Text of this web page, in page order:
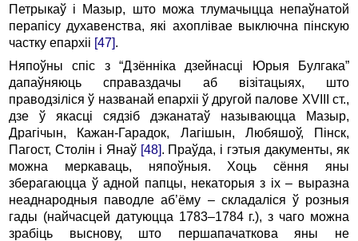
Петрыкаў і Мазыр, што можа тлумачыцца непаўнатой
перапісу духавенства, які ахоплівае выключна пінскую
частку епархіі [47].
Няпоўны спіс з “Дзённіка дзейнасці Юрыя Булгака”
дапаўняюць справаздачы аб візітацыях, што
праводзіліся ў названай епархіі ў другой палове XVIII ст.,
дзе ў якасці сядзіб дэканатаў называюцца Мазыр,
Драгічын, Кажан-Гарадок, Лагішын, Любяшоў, Пінск,
Пагост, Столін і Янаў [48]. Праўда, і гэтыя дакументы, як
можна меркаваць, няпоўныя. Хоць сёння яны
зберагаюцца ў адной папцы, некаторыя з іх – выразна
неаднародныя паводле аб’ёму – складаліся ў розныя
гады (найчасцей датуюцца 1783–1784 г.), з чаго можна
зрабіць выснову, што першапачаткова яны не